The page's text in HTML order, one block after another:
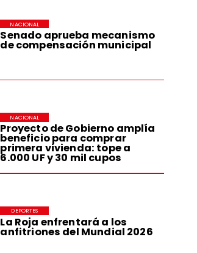
Senado aprueba mecanismo
de compensación municipal
NACIONAL
Proyecto de Gobierno amplía
beneficio para comprar
primera vivienda: tope a
6.000 UF y 30 mil cupos
NACIONAL
La Roja enfrentará a los
anfitriones del Mundial 2026
DEPORTES